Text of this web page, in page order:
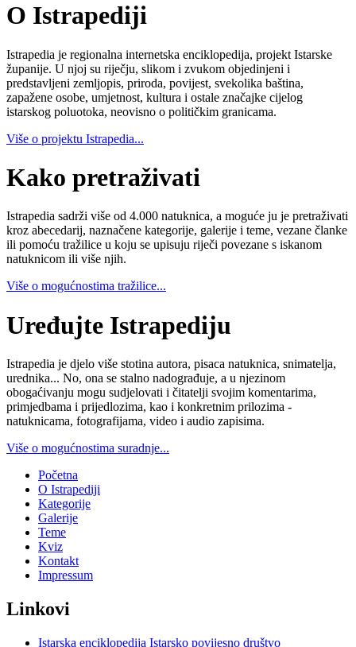
O Istrapediji
Istrapedia je regionalna internetska enciklopedija, projekt Istarske
županije. U njoj su riječju, slikom i zvukom objedinjeni i
predstavljeni zemljopis, priroda, povijest, svekolika baština,
zapažene osobe, umjetnost, kultura i ostale značajke cijelog
istarskog poluotoka, neovisno o političkim granicama.
Više o projektu Istrapedia...
Kako pretraživati
Istrapedia sadrži više od 4.000 natuknica, a moguće ju je pretraživati
kroz abecedarij, naznačene kategorije, galerije i teme, vezane članke
ili pomoću tražilice u koju se upisuju riječi povezane s iskanom
natuknicom ili više njih.
Više o mogućnostima tražilice...
Uređujte Istrapediju
Istrapedia je djelo više stotina autora, pisaca natuknica, snimatelja,
urednika... No, ona se stalno nadograđuje, a u njezinom
obogaćivanju mogu sudjelovati i čitatelji svojim komentarima,
primjedbama i prijedlozima, kao i konkretnim prilozima -
natuknicama, fotografijama, video i audio zapisima.
Više o mogućnostima suradnje...
Početna
O Istrapediji
Kategorije
Galerije
Teme
Kviz
Kontakt
Impressum
Linkovi
Istarska enciklopedija Istarsko povijesno društvo